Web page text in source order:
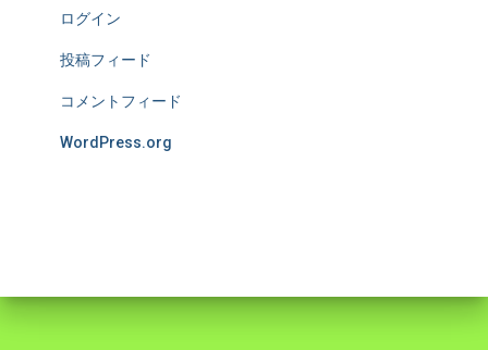
ログイン
投稿フィード
コメントフィード
WordPress.org